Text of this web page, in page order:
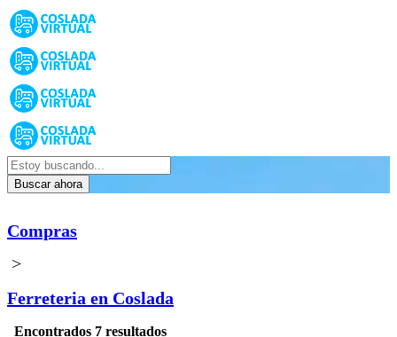
Buscar ahora
Compras
>
Ferreteria en Coslada
Encontrados 7 resultados